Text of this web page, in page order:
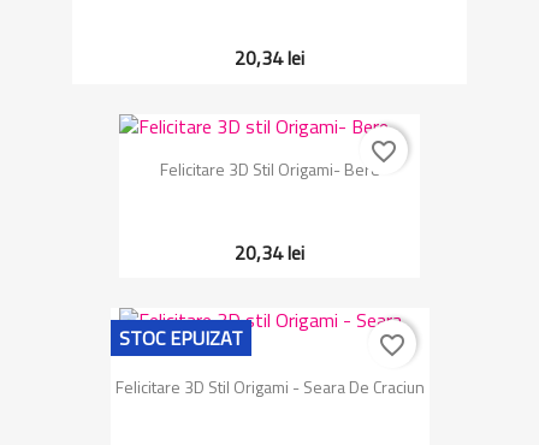
20,34 lei
Felicitare 3D Stil Origami- Bere
20,34 lei
favorite_border
Felicitare 3D Stil Origami - Seara De Craciun
STOC EPUIZAT favorite_border